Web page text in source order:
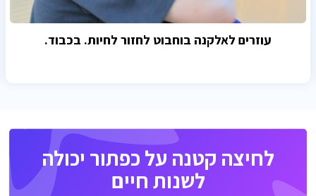
עוזרים לאלקנה בוחבוט לחזור לחיות. בכבוד.
לחיצה קטנה על כפתור יכולה
לשנות חיים